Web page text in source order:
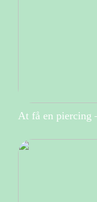
At få en piercing